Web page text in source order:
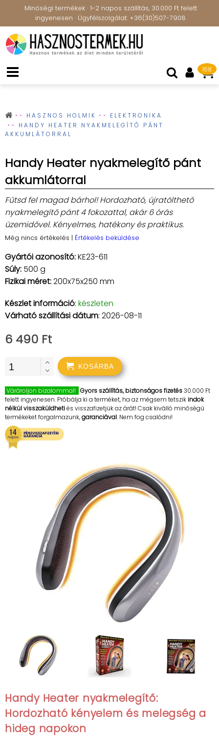
Minőségi termékek · 1-2 napos szállítás, 30.000 Ft felett
ingyenesen · Ügyfélszolgálat: +36(30)507-7908
168
HASZNOS HOLMIK
ELEKTRONIKA
HANDY HEATER NYAKMELEGÍTŐ PÁNT
AKKUMLÁTORRAL
Handy Heater nyakmelegítő pánt
akkumlátorral
Fűtsd fel magad bárhol! Hordozható, újratölthető
nyakmelegítő pánt 4 fokozattal, akár 6 órás
üzemidővel. Kényelmes, hatékony és praktikus.
Még nincs értékelés | Értékelés beküldése
Gyártói azonosító:KE23-611
Súly: 500 g
Fizikai méret:200x75x250 mm
Készlet információ: készleten
Várható szállítási dátum: 2026-08-11
6 490 Ft
KOSÁRBA
Várároljon bizalommal! Gyors szállítás, biztonságos fizetés30.000 Ft
felett ingyenesen. Próbálja ki a terméket, ha az mégsem tetszikindok
nélkül visszaküldhetiés visszafizetjük az árát! Csak kiválló minőségű
termékeket forgalmazunk,garanciával. Nem fog csalódni!
Handy Heater nyakmelegítő:
Hordozható kényelem és melegség a
hideg napokon